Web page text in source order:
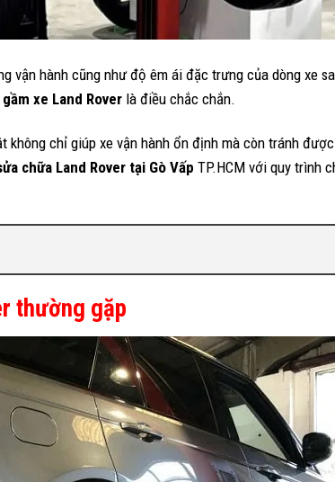
vận hành cũng như độ êm ái đặc trưng của dòng xe
xe Land Rover là điều chắc chắn.
không chỉ giúp xe vận hành ổn định mà còn tránh
chữa Land Rover tại Gò Vấp TP.HCM với quy trình
thường gặp